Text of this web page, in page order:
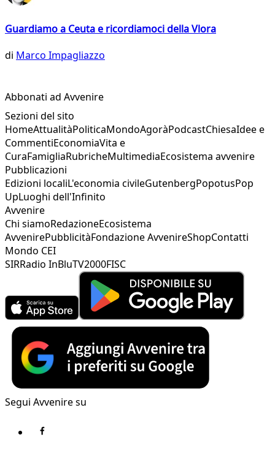
Guardiamo a Ceuta e ricordiamoci della Vlora
di Marco Impagliazzo
Abbonati ad Avvenire
Sezioni del sito
HomeAttualitàPoliticaMondoAgoràPodcastChiesaIdee e
CommentiEconomiaVita e
CuraFamigliaRubricheMultimediaEcosistema avvenire
Pubblicazioni
Edizioni localiL'economia civileGutenbergPopotusPop
UpLuoghi dell'Infinito
Avvenire
Chi siamoRedazioneEcosistema
AvvenirePubblicitàFondazione AvvenireShopContatti
Mondo CEI
SIRRadio InBluTV2000FISC
Segui Avvenire su